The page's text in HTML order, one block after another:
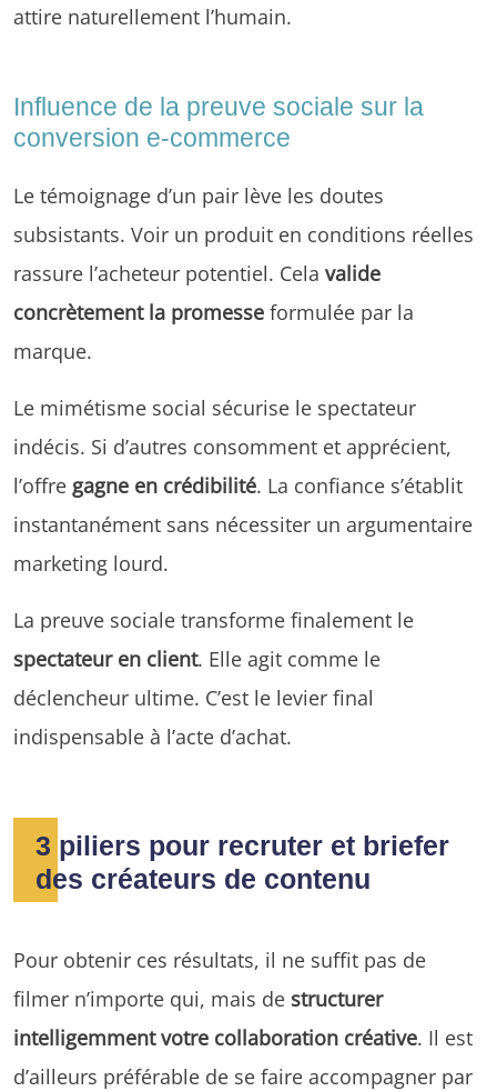
attire naturellement l’humain.
Influence de la preuve sociale sur la
conversion e-commerce
Le témoignage d’un pair lève les doutes
subsistants. Voir un produit en conditions réelles
rassure l’acheteur potentiel. Cela valide
concrètement la promesse formulée par la
marque.
Le mimétisme social sécurise le spectateur
indécis. Si d’autres consomment et apprécient,
l’offre gagne en crédibilité. La confiance s’établit
instantanément sans nécessiter un argumentaire
marketing lourd.
La preuve sociale transforme finalement le
spectateur en client. Elle agit comme le
déclencheur ultime. C’est le levier final
indispensable à l’acte d’achat.
3 piliers pour recruter et briefer
des créateurs de contenu
Pour obtenir ces résultats, il ne suffit pas de
filmer n’importe qui, mais de structurer
intelligemment votre collaboration créative. Il est
d’ailleurs préférable de se faire accompagner par